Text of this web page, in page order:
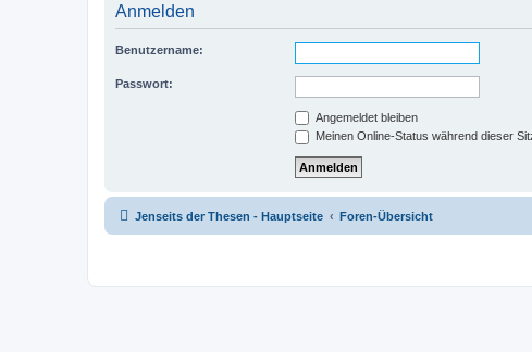
Anmelden
Benutzername:
Passwort:
Angemeldet bleiben
Meinen Online-Status während dieser
Jenseits der Thesen - Hauptseite Foren-Übersicht